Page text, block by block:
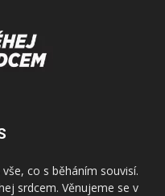
co s běháním souvisí.
srdcem. Věnujeme se v